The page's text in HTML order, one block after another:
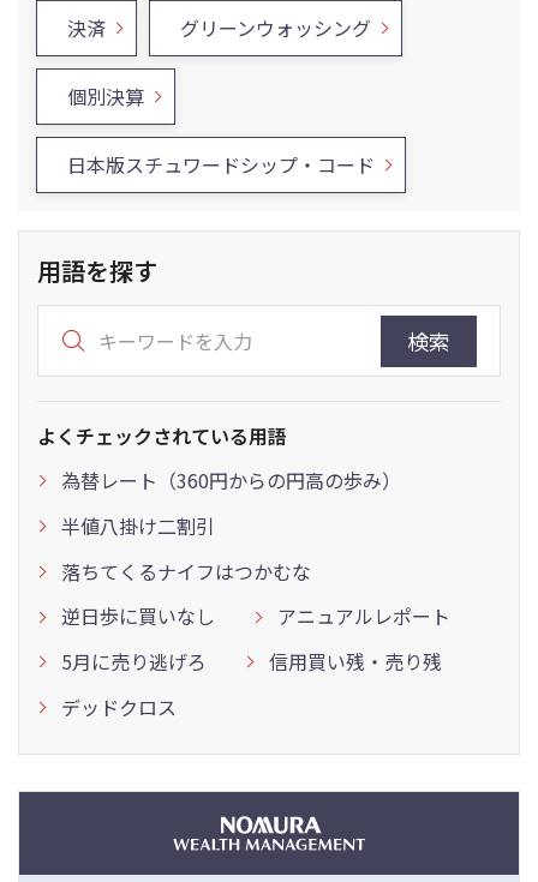
決済 グリーンウォッシング
個別決算
日本版スチュワードシップ・コード
用語を探す
検索
よくチェックされている用語
為替レート（360円からの円高の歩み）
半値八掛け二割引
落ちてくるナイフはつかむな
逆日歩に買いなし
アニュアルレポート
5月に売り逃げろ
信用買い残・売り残
デッドクロス